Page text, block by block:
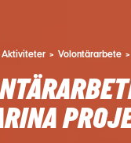
Aktiviteter Volontärarbete